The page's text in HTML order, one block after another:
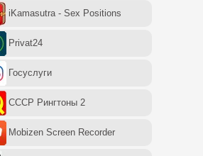
iKamasutra - Sex Positions
Privat24
Госуслуги
СССР Рингтоны 2
Mobizen Screen Recorder